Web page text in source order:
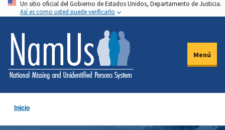
Pasar
al
contenido
principal
Un sitio oficial del Gobierno de Estados Unidos, Departamento de Justicia.
Así es como usted puede verificarlo
Menú
Inicio